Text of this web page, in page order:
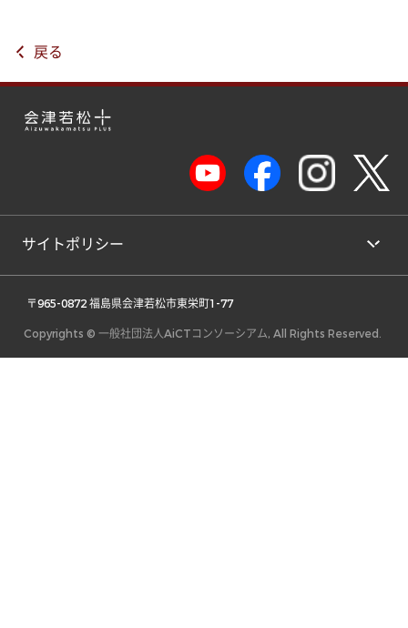
戻る
サイトポリシー
〒965-0872 福島県会津若松市東栄町1-77
Copyrights © 一般社団法人AiCTコンソーシアム, All Rights Reserved.